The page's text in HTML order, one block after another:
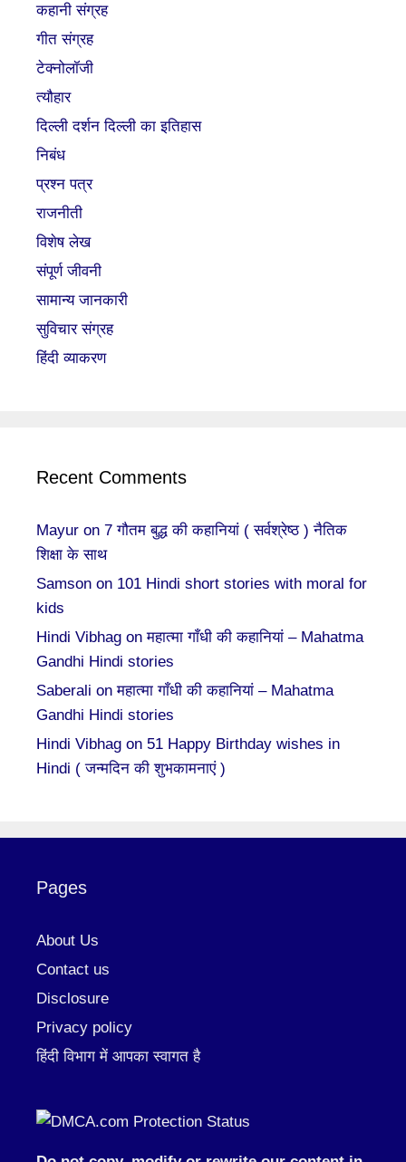
कहानी संग्रह
गीत संग्रह
टेक्नोलॉजी
त्यौहार
दिल्ली दर्शन दिल्ली का इतिहास
निबंध
प्रश्न पत्र
राजनीती
विशेष लेख
संपूर्ण जीवनी
सामान्य जानकारी
सुविचार संग्रह
हिंदी व्याकरण
Recent Comments
Mayur on 7 गौतम बुद्ध की कहानियां ( सर्वश्रेष्ठ ) नैतिक
शिक्षा के साथ
Samson on 101 Hindi short stories with moral for
kids
Hindi Vibhag onमहात्मा गाँधी की कहानियां – Mahatma
Gandhi Hindi stories
Saberali onमहात्मा गाँधी की कहानियां – Mahatma
Gandhi Hindi stories
Hindi Vibhag on 51 Happy Birthday wishes in
Hindi ( जन्मदिन की शुभकामनाएं )
Pages
About Us
Contact us
Disclosure
Privacy policy
हिंदी विभाग में आपका स्वागत है